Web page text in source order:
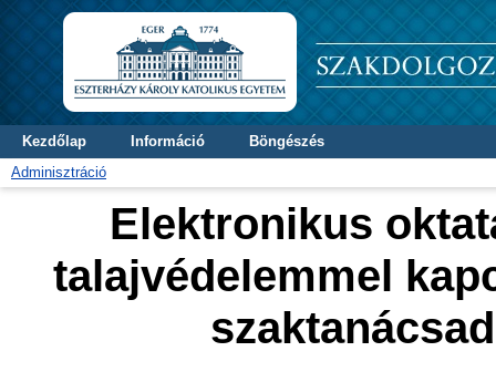
Kezdőlap Információ
Böngészés
Adminisztráció
Elektronikus
talajvédelemmel